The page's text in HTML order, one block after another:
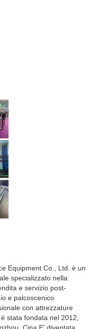
Equipment Co., Ltd. è un
specializzato nella
e servizio post-
e palcoscenico
con attrezzature
stata fondata nel 2012,